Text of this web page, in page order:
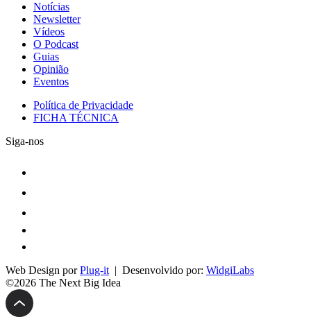
Notícias
Newsletter
Vídeos
O Podcast
Guias
Opinião
Eventos
Política de Privacidade
FICHA TÉCNICA
Siga-nos
Web Design porPlug-it | Desenvolvido por: WidgiLabs
©2026 The Next Big Idea